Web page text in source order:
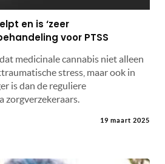
en is ‘zeer
voor PTSS
medicinale cannabis niet alleen
stress, maar ook in
is dan de reguliere
zorgverzekeraars.
19 maart 2025